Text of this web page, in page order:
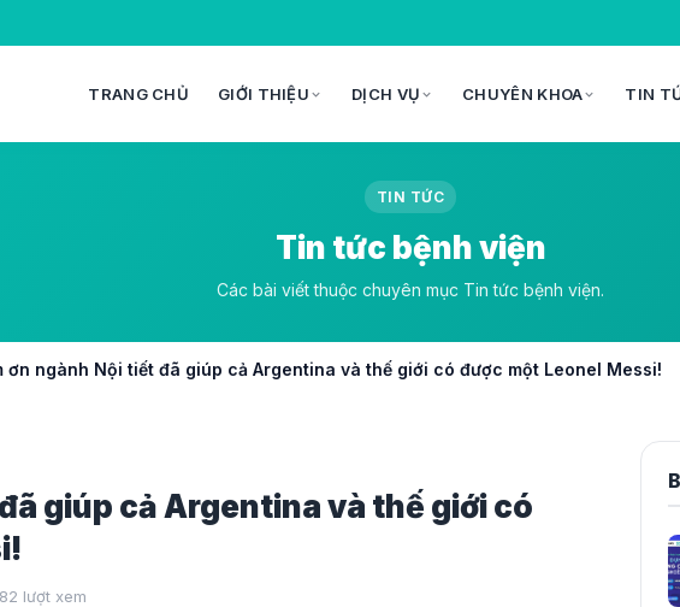
TRANG CHỦ GIỚI THIỆU DỊCH VỤ CHUYÊN KHOA TIN
TIN TỨC
Tin tức bệnh viện
Các bài viết thuộc chuyên mục Tin tức bệnh viện.
ơn ngành Nội tiết đã giúp cả Argentina và thế giới có được một Leonel Messi!
giúp cả Argentina và thế giới có
lượt xem